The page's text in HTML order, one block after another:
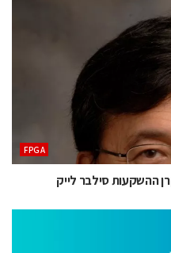
‫‪FPGA‬‬